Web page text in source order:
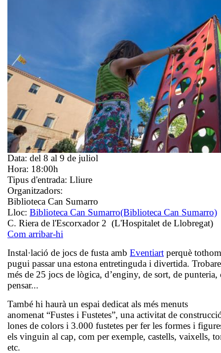
Data: del 8 al 9 de juliol
Hora: 18:00h
Tipus d'entrada: Lliure
Organitzadors:
Biblioteca Can Sumarro
Lloc: Biblioteca Can Sumarro(Biblioteca Can Sumarro)
C. Riera de l'Escorxador 2 (L'Hospitalet de Llobregat)
Com arribar-hi
Instal·lació de jocs de fusta amb Eventiart perquè tothom
pugui passar una estona entretinguda i divertida.
més de 25 jocs de lògica, d’enginy, de sort, de punteria,
pensar...
També hi haurà un espai dedicat als més menuts
anomenat “Fustes i Fustetes”, una activitat de
lones de colors i 3.000 fustetes per fer les formes i
els vinguin al cap, com per exemple, castells, vaixells,
etc.